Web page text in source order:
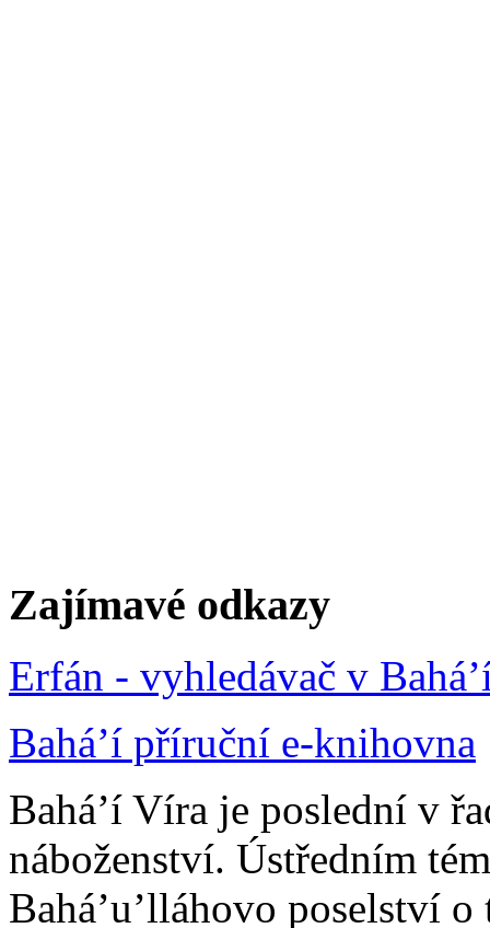
Zajímavé odkazy
Erfán - vyhledávač v
Bahá’í příruční e-knihovna
Bahá’í Víra je poslední v
náboženství. Ústředním
Bahá’u’lláhovo poselství